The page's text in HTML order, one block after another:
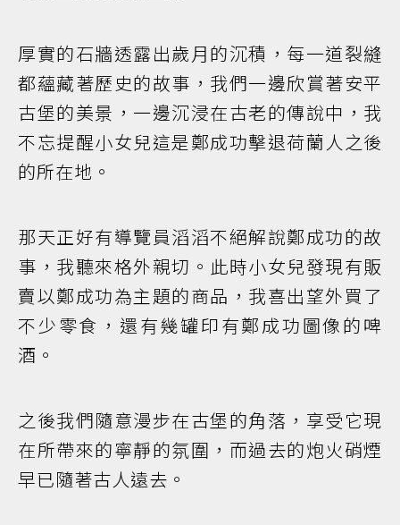
厚實的石牆透露出歲月的沉積，每一道裂縫
都蘊藏著歷史的故事，我們一邊欣賞著安平
古堡的美景，一邊沉浸在古老的傳說中，我
不忘提醒小女兒這是鄭成功擊退荷蘭人之後
的所在地。
那天正好有導覽員滔滔不絕解說鄭成功的故
事，我聽來格外親切。此時小女兒發現有販
賣以鄭成功為主題的商品，我喜出望外買了
不少零食，還有幾罐印有鄭成功圖像的啤
酒。
之後我們隨意漫步在古堡的角落，享受它現
在所帶來的寧靜的氛圍，而過去的炮火硝煙
早已隨著古人遠去。